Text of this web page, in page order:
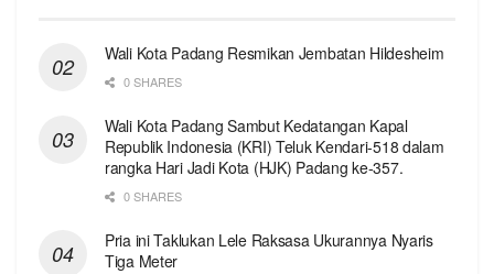
Wali Kota Padang Resmikan Jembatan Hildesheim
0 SHARES
Wali Kota Padang Sambut Kedatangan Kapal
Republik Indonesia (KRI) Teluk Kendari-518 dalam
rangka Hari Jadi Kota (HJK) Padang ke-357.
0 SHARES
Pria ini Taklukan Lele Raksasa Ukurannya Nyaris
Tiga Meter